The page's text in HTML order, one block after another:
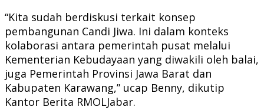
“Kita sudah berdiskusi terkait konsep
pembangunan Candi Jiwa. Ini dalam konteks
kolaborasi antara pemerintah pusat melalui
Kementerian Kebudayaan yang diwakili oleh balai,
juga Pemerintah Provinsi Jawa Barat dan
Kabupaten Karawang,” ucap Benny, dikutip
Kantor Berita RMOLJabar.